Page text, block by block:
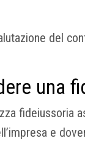
del
una
fideiussoria
e